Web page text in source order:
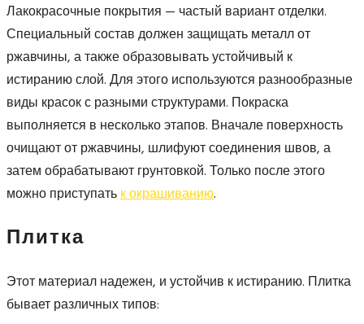
Лакокрасочные покрытия — частый вариант отделки.
Специальный состав должен защищать металл от
ржавчины, а также образовывать устойчивый к
истиранию слой. Для этого используются разнообразные
виды красок с разными структурами. Покраска
выполняется в несколько этапов. Вначале поверхность
очищают от ржавчины, шлифуют соединения швов, а
затем обрабатывают грунтовкой. Только после этого
можно приступатьк окрашиванию.
Плитка
Этот материал надежен, и устойчив к истиранию. Плитка
бывает различных типов: